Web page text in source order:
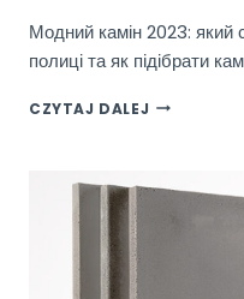
Модний камін 2023: який
полиці та як підібрати
CZYTAJ DALEJ МОДНИЙ